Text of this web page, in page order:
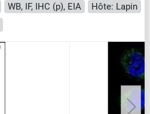
WB, IF, IHC (p), EIA
Hôte: Lapin